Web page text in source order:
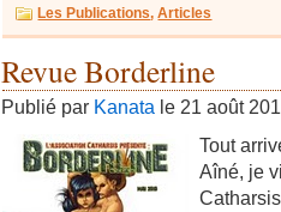
Les Publications,Articles
Revue Borderline
Publié par Kanata le 21 août
Tout
Aîné, je